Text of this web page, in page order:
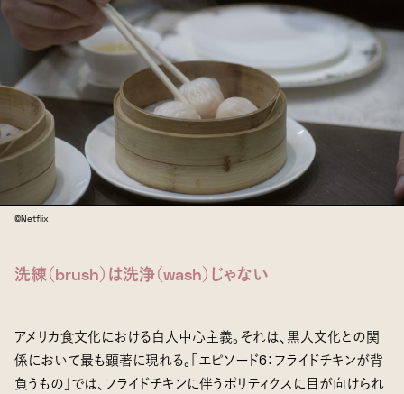
©Netflix
洗練（brush）は洗浄（wash）じゃない
アメリカ食文化における白人中心主義。それは、黒人文化との関
係において最も顕著に現れる。「エピソード6：フライドチキンが背
負うもの」では、フライドチキンに伴うポリティクスに目が向けられ